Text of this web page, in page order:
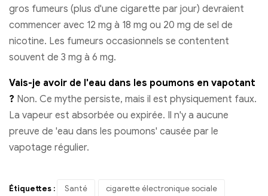
gros fumeurs (plus d'une cigarette par jour) devraient
commencer avec 12 mg à 18 mg ou 20 mg de sel de
nicotine. Les fumeurs occasionnels se contentent
souvent de 3 mg à 6 mg.
Vais-je avoir de l'eau dans les poumons en vapotant
? Non. Ce mythe persiste, mais il est physiquement faux.
La vapeur est absorbée ou expirée. Il n'y a aucune
preuve de 'eau dans les poumons' causée par le
vapotage régulier.
Étiquettes : Santé cigarette électronique sociale